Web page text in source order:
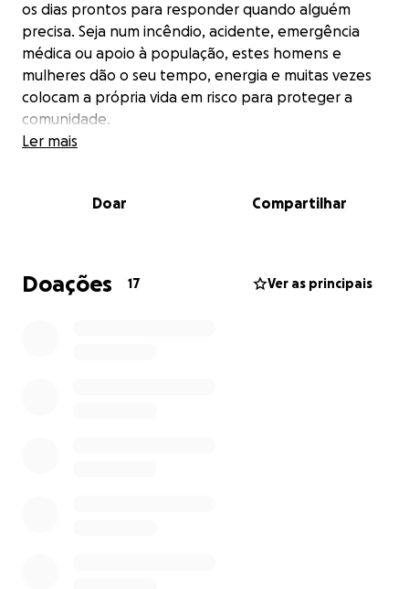
os dias prontos para responder quando alguém
precisa. Seja num incêndio, acidente, emergência
médica ou apoio à população, estes homens e
mulheres dão o seu tempo, energia e muitas vezes
colocam a própria vida em risco para proteger a
comunidade.
As camaratas e os balneários do quartel encontram-
de espaços essenciais para descanso, higiene e
recuperação depois de longas horas de serviço e
Ler mais
Doar Compartilhar
Doações 17 Ver as principais